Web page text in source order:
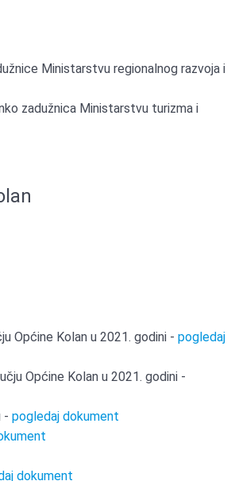
Ministarstvu regionalnog razvoja i
zadužnica Ministarstvu turizma i
Općine Kolan u 2021. godini -pogledaj
Općine Kolan u 2021. godini -
-pogledaj dokument
dokument